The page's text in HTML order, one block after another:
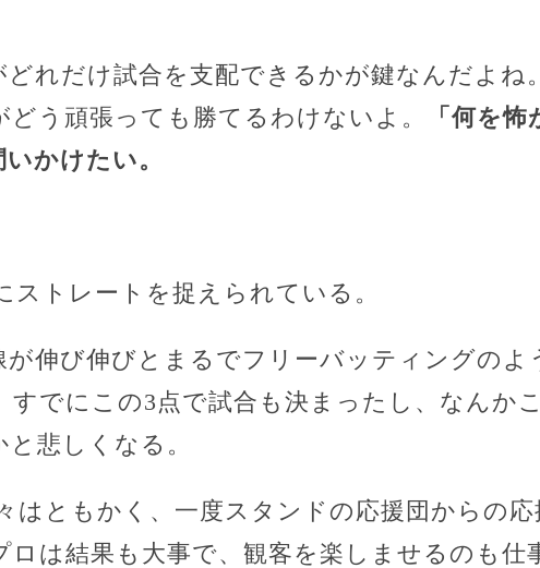
れだけ試合を支配できるかが鍵なんだよね
う頑張っても勝てるわけないよ。
「何を
かけたい。
ストレートを捉えられている。
が伸び伸びとまるでフリーバッティングのよ
でにこの3点で試合も決まったし、なんか
悲しくなる。
はともかく、一度スタンドの応援団からの応
は結果も大事で、観客を楽しませるのも仕